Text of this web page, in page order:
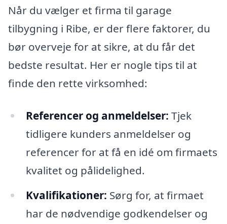
Når du vælger et firma til garage
tilbygning i Ribe, er der flere faktorer, du
bør overveje for at sikre, at du får det
bedste resultat. Her er nogle tips til at
finde den rette virksomhed:
Referencer og anmeldelser: Tjek
tidligere kunders anmeldelser og
referencer for at få en idé om firmaets
kvalitet og pålidelighed.
Kvalifikationer: Sørg for, at firmaet
har de nødvendige godkendelser og